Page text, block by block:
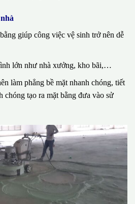
giúp công việc vệ sinh trở nên dễ
lớn như nhà xưởng, kho bãi,…
làm phẳng bề mặt nhanh chóng, tiết
chóng tạo ra mặt bằng đưa vào sử